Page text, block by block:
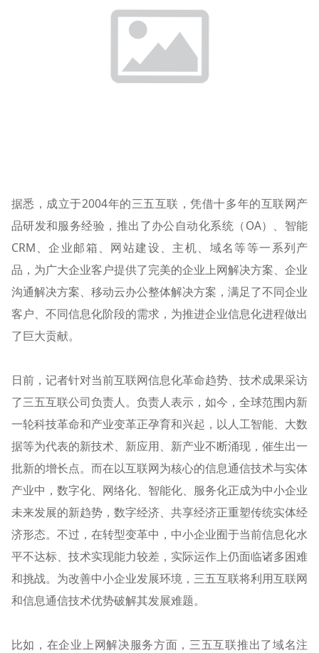
据悉，成立于2004年的三五互联，凭借十多年的互联网产
品研发和服务经验，推出了办公自动化系统（OA）、智能
CRM、企业邮箱、网站建设、主机、域名等等一系列产
品，为广大企业客户提供了完美的企业上网解决方案、企业
沟通解决方案、移动云办公整体解决方案，满足了不同企业
客户、不同信息化阶段的需求，为推进企业信息化进程做出
了巨大贡献。
日前，记者针对当前互联网信息化革命趋势、技术成果采访
了三五互联公司负责人。负责人表示，如今，全球范围内新
一轮科技革命和产业变革正孕育和兴起，以人工智能、大数
据等为代表的新技术、新应用、新产业不断涌现，催生出一
批新的增长点。而在以互联网为核心的信息通信技术与实体
产业中，数字化、网络化、智能化、服务化正成为中小企业
未来发展的新趋势，数字经济、共享经济正重塑传统实体经
济形态。不过，在转型变革中，中小企业囿于当前信息化水
平不达标、技术实现能力较差，实际运作上仍面临诸多困难
和挑战。为改善中小企业发展环境，三五互联将利用互联网
和信息通信技术优势破解其发展难题。
比如，在企业上网解决服务方面，三五互联推出了域名注